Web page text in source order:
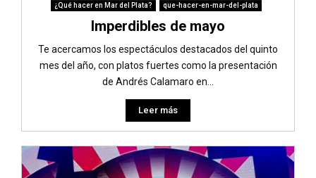
¿Qué hacer en Mar del Plata? que-hacer-en-mar-del-plata
Imperdibles de mayo
Te acercamos los espectáculos destacados del quinto
mes del año, con platos fuertes como la presentación
de Andrés Calamaro en...
Leer más